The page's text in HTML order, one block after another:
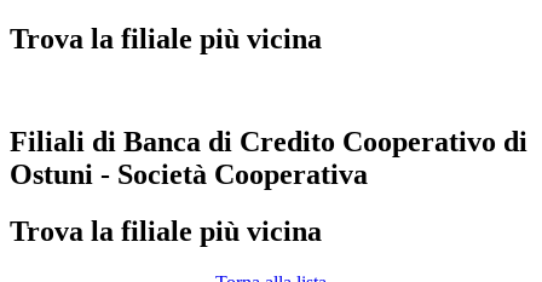
Trova la filiale più vicina
Filiali di Banca di Credito Cooperativo di
Ostuni - Società Cooperativa
Trova la filiale più vicina